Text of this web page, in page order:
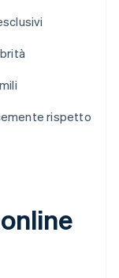
rispetto